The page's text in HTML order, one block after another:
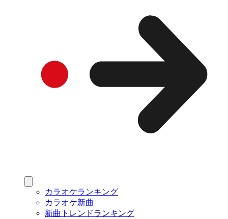
カラオケランキング
カラオケ新曲
新曲トレンドランキング